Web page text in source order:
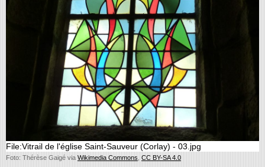
File:Vitrail de l'église Saint-Sauveur (Corlay) - 03.jpg
Foto: Thérèse Gaigé via Wikimedia Commons CC BY-SA 4.0